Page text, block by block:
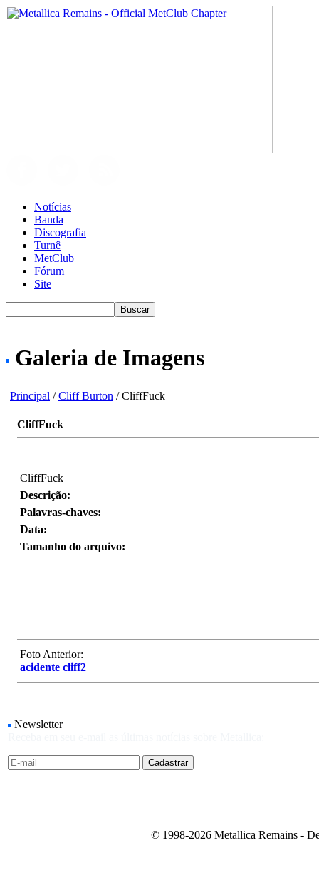
Notícias
Banda
Discografia
Turnê
MetClub
Fórum
Site
Galeria de Imagens
Principal /Cliff Burton / CliffFuck
CliffFuck
CliffFuck
Descrição:
Palavras-chaves:
Data:
Tamanho do arquivo:
Foto Anterior:
acidente cliff2
Newsletter
© 1998-2026 Metallica Remains -